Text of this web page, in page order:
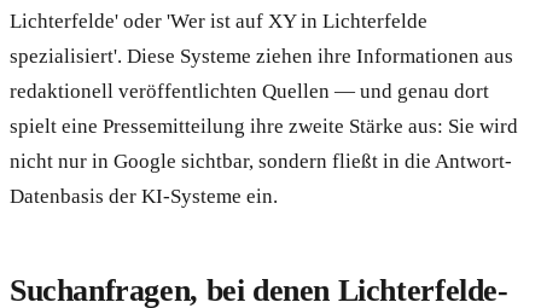
Lichterfelde' oder 'Wer ist auf XY in Lichterfelde
spezialisiert'. Diese Systeme ziehen ihre Informationen aus
redaktionell veröffentlichten Quellen — und genau dort
spielt eine Pressemitteilung ihre zweite Stärke aus: Sie wird
nicht nur in Google sichtbar, sondern fließt in die Antwort-
Datenbasis der KI-Systeme ein.
Suchanfragen, bei denen Lichterfelde-